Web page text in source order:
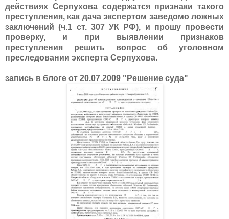
действиях Серпухова содержатся признаки такого
преступления, как дача экспертом заведомо ложных
заключений (ч.1 ст. 307 УК РФ), и прошу провести
проверку, и при выявлении признаков
преступления решить вопрос об уголовном
преследовании эксперта Серпухова.
запись в блоге от 20.07.2009 "Решение суда"